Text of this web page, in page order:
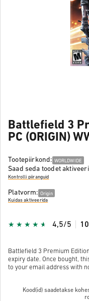
Battlefield 3
PC (ORIGIN)
Tootepiirkond: WORLDWIDE
Saad seda toodet
Kontrolli piiranguid
Platvorm: Origin
Kuidas aktiveerida
4,5/5 10
Battlefield 3 Premium
expiry date. Once bought,
to your email address with
Kood(id) saadetakse